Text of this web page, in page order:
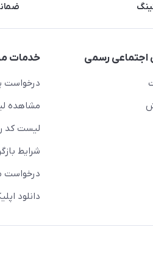
رسمی خدمات
درخواست
مشاهده
لیست کد
شرایط
درخواست
دانلود